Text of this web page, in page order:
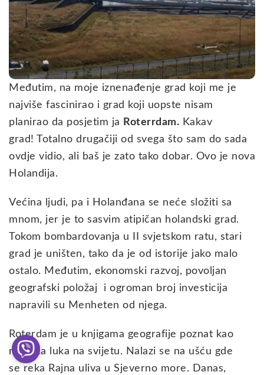
Međutim, na moje iznenađenje grad koji me je
najviše fascinirao i grad koji uopste nisam
planirao da posjetim ja Roterrdam. Kakav
grad! Totalno drugačiji od svega što sam do sada
ovdje vidio, ali baš je zato tako dobar. Ovo je nova
Holandija.
Većina ljudi, pa i Holanđana se neće složiti sa
mnom, jer je to sasvim atipičan holandski grad.
Tokom bombardovanja u II svjetskom ratu, stari
grad je uništen, tako da je od istorije jako malo
ostalo. Međutim, ekonomski razvoj, povoljan
geografski položaj i ogroman broj investicija
napravili su Menheten od njega.
Roterdam je u knjigama geografije poznat kao
najveća luka na svijetu. Nalazi se na ušću gde
se reka Rajna uliva u Sjeverno more. Danas,